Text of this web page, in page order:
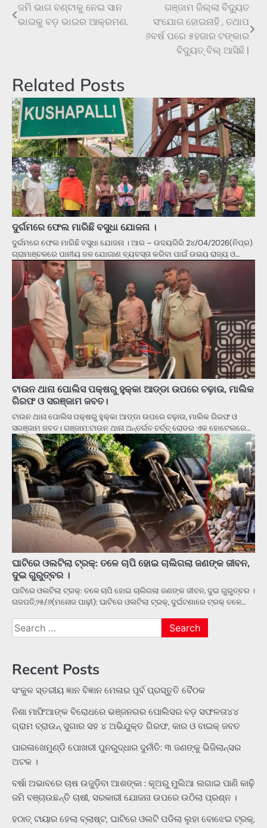
Post
navigation
ଜମି ଭାଗ ବଣ୍ଟାକୁ ନେଇ ସାନ
ଭାଇକୁ ବଡ଼ ଭାଇର ଆକ୍ରମଣ.
ଗଞ୍ଜାମ ଜିଲ୍ଲା ବିଦ୍ୟୁତ
ସଂଯୋଗ ହୋଇନାହି , ତଥାପ
୬ବର୍ଷ ପରେ ୫ହଜାର ଟଙ୍କାର
ବିଦ୍ୟୁତ୍ ବିଲ୍ ଆସିଛି |
Related Posts
ଦୁର୍ଗମରେ ଫେଲ ମାରିଛି ବସୁଧା ଯୋଜନା ।
ଦୁର୍ଗମରେ ଫେଲ ମାରିଛି ବସୁଧା ଯୋଜନା । ଆର – ଉଦୟଗିରି 2୪/04/2026(ନିପ୍ର)
ଗ୍ରାମାଞ୍ଚଳରେ ପାନୀୟ ଜଳ ଯୋଗାଣ ବ୍ୟବସ୍ତା କରିବା ପାଇଁ ଉଭୟ ରାଜ୍ୟ ଓ…
ଟାଉନ ଥାନା ପୋଲିସ ପକ୍ଷରୁ ହୁକ୍କା ଆଡ୍ଡା ଉପରେ ଚଢ଼ାଉ, ମାଲିକ
ଗିରଫ ଓ ସରଞ୍ଜାମ ଜବତ।
ଟାଉନ ଥାନା ପୋଲିସ ପକ୍ଷରୁ ହୁକ୍କା ଆଡ୍ଡା ଉପରେ ଚଢ଼ାଉ, ମାଲିକ ଗିରଫ ଓ
ସରଞ୍ଜାମ ଜବତ। ଗଞ୍ଜାମ:ଟାଉନ ଥାନା ଅନ୍ତର୍ଗତ ଚର୍ଚ୍ଚ୍ ରୋଡର ଏକ ହୋଟେଲରେ…
ଘାଟିରେ ଓଲଟିଲା ଟ୍ରକ୍‌: ତଳେ ଚାପି ହୋଇ ଚାଲିଗଲା ଜଣଙ୍କ ଜୀବନ,
ଦୁଇ ଗୁରୁତ୍ବର ।
ଘାଟିରେ ଓଲଟିଲା ଟ୍ରକ୍‌: ତଳେ ଚାପି ହୋଇ ଚାଲିଗଲା ଜଣଙ୍କ ଜୀବନ, ଦୁଇ ଗୁରୁତ୍ବର ।
ଗଜପତି,୨୫/୬(ମନୋଜ ପାଢ଼ୀ): ଘାଟିରେ ଓଲଟିଲା ଟ୍ରକ୍‌, ଦୁର୍ଘଟଣାରେ ଟ୍ରକ୍‌ ତଳେ…
Search
for:
Recent Posts
ସଂକୁଳ ସ୍ତରୀୟ ଜ୍ଞାନ ବିଜ୍ଞାନ ମେଳାର ପୂର୍ବ ପ୍ରସ୍ତୁତି ବୈଠକ
ନିଶା ମାଫିଆଙ୍କ ବିରୋଧରେ ଭଞ୍ଜନଗର ପୋଲିସର ବଡ଼ ସଫଳତା୪୪
ଗ୍ରାମ ବ୍ରାଉନ୍ ସୁଗାର ସହ ୪ ଅଭିଯୁକ୍ତ ଗିରଫ, କାର ଓ ବାଇକ୍ ଜବତ
ପାରଳାଖେମୁଣ୍ଡି ପୋଖରୀ ପୁନରୁଦ୍ଧାର ଦୁର୍ନୀତି: ୩ ଜଣଙ୍କୁ ଭିଜିଲାନ୍ସର
ଅଟକ ।
ବର୍ଷା ଅଭାବରେ ଚାଷ ଉଜୁଡ଼ିବା ଆଶଙ୍କା : କୂଅରୁ ମୁଲିଆ ଲଗାଇ ପାଣି କାଢ଼ି
ଜମି ବଞ୍ଚାଉଛନ୍ତି ଚାଷୀ, ସରକାରୀ ଯୋଜନା ଉପରେ ଉଠିଲା ପ୍ରଶ୍ନ ।
ହଠାତ୍‌ ଟାୟାର ହେଲା ବ୍ଲାଷ୍ଟ, ଘାଟିରେ ଓଲଟି ପଡିଲା ଲୁହା ବୋଝେଇ ଟ୍ରକ୍‌,